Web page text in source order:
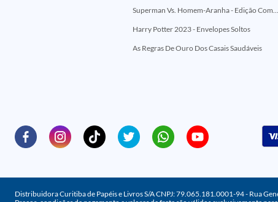
Superman Vs. Homem-Aranha - Edição Comemorativa 50 Anos (Encontros Clássicos Dc E Marvel)
Harry Potter 2023 - Envelopes Soltos
As Regras De Ouro Dos Casais Saudáveis
Distribuidora Curitiba de Papéis e Livros S/A CNPJ: 79.065.181.0001-94 - Rua